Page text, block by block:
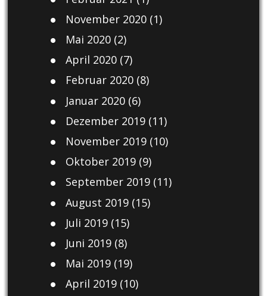
November 2020(1)
Mai 2020(2)
April 2020(7)
Februar 2020(8)
Januar 2020(6)
Dezember 2019(11)
November 2019(10)
Oktober 2019(9)
September 2019(11)
August 2019(15)
Juli 2019(15)
Juni 2019(8)
Mai 2019(19)
April 2019(10)